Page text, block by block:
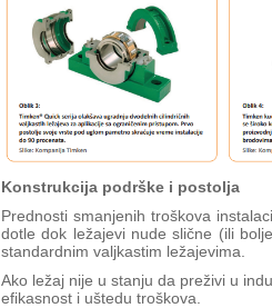
Konstrukcija podrške i postolja
Prednosti smanjenih troškova
dotle dok ležajevi nude slične (ili
standardnim valjkastim ležajevima.
Ako ležaj nije u stanju da preživi u
efikasnost i uštedu troškova.